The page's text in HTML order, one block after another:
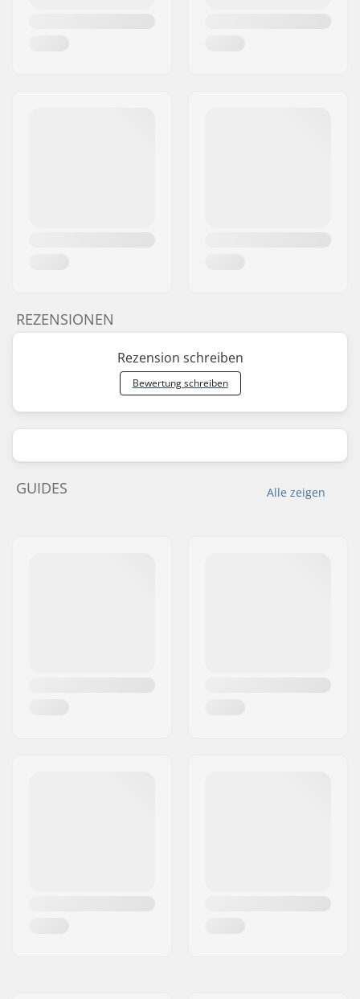
REZENSIONEN
Rezension schreiben
Bewertung schreiben
Alle zeigen
GUIDES